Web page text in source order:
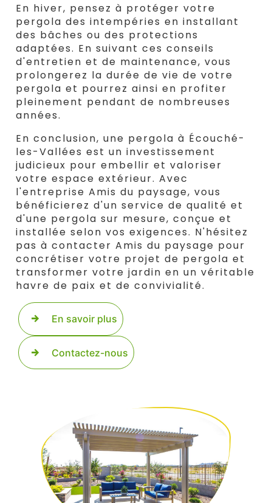
En hiver, pensez à protéger votre
pergola des intempéries en installant
des bâches ou des protections
adaptées. En suivant ces conseils
d'entretien et de maintenance, vous
prolongerez la durée de vie de votre
pergola et pourrez ainsi en profiter
pleinement pendant de nombreuses
années.
En conclusion, une pergola à Écouché-
les-Vallées est un investissement
judicieux pour embellir et valoriser
votre espace extérieur. Avec
l'entreprise Amis du paysage, vous
bénéficierez d'un service de qualité et
d'une pergola sur mesure, conçue et
installée selon vos exigences. N'hésitez
pas à contacter Amis du paysage pour
concrétiser votre projet de pergola et
transformer votre jardin en un véritable
havre de paix et de convivialité.
En savoir plus
Contactez-nous